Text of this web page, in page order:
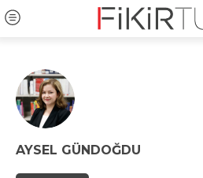
AYSEL GÜNDOĞDU